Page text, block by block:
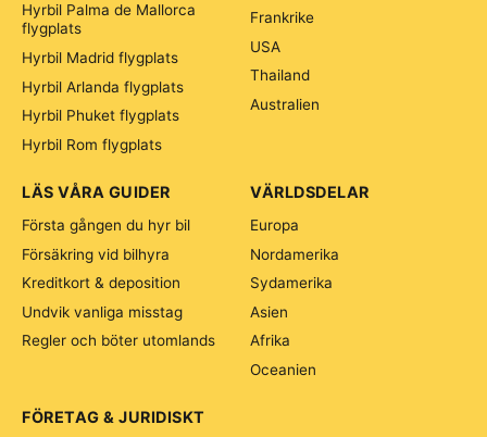
Hyrbil Palma de Mallorca
flygplats
Hyrbil Madrid flygplats
Hyrbil Arlanda flygplats
Hyrbil Phuket flygplats
Hyrbil Rom flygplats
Frankrike
USA
Thailand
Australien
VÄRLDSDELAR
Europa
Nordamerika
Sydamerika
Asien
Afrika
Oceanien
LÄS VÅRA GUIDER
Första gången du hyr bil
Försäkring vid bilhyra
Kreditkort & deposition
Undvik vanliga misstag
Regler och böter utomlands
FÖRETAG & JURIDISKT